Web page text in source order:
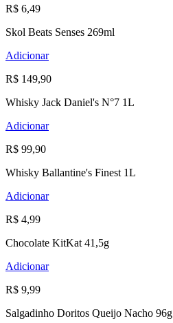
R$ 6,49
Skol Beats Senses 269ml
Adicionar
R$ 149,90
Whisky Jack Daniel's N°7 1L
Adicionar
R$ 99,90
Whisky Ballantine's Finest 1L
Adicionar
R$ 4,99
Chocolate KitKat 41,5g
Adicionar
R$ 9,99
Salgadinho Doritos Queijo Nacho 96g